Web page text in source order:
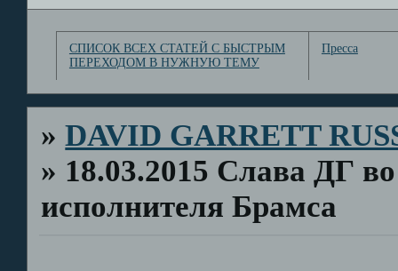
СПИСОК ВСЕХ СТАТЕЙ С БЫСТРЫМ
ПЕРЕХОДОМ В НУЖНУЮ ТЕМУ
Пресса
»DAVID GARRETT
» 18.03.2015 Слава ДГ
исполнителя Брамса